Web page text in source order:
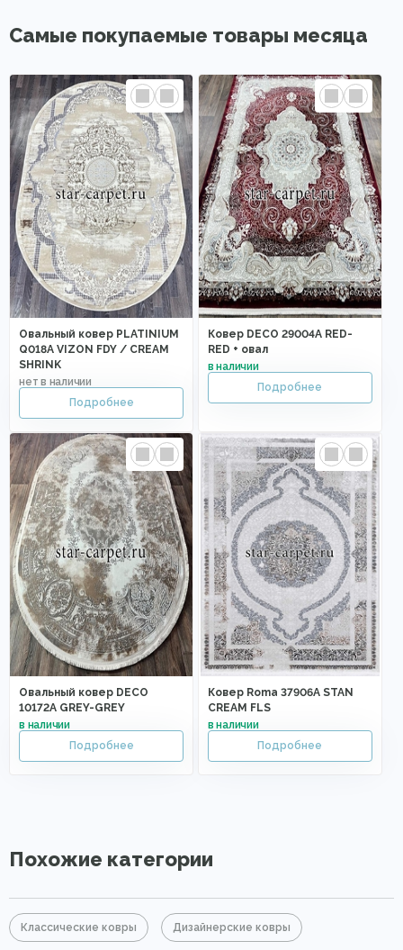
Самые покупаемые товары месяца
Овальный ковер PLATINIUM
Q018A VIZON FDY / CREAM
SHRINK
Ковер DECO 29004A RED-
RED + овал
Овальный ковер DECO
10172A GREY-GREY
Ковер Roma 37906A STAN
CREAM FLS
Похожие категории
Классические ковры Дизайнерские ковры